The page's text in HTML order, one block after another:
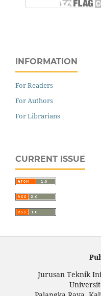
INFORMATION
For Readers
For Authors
For Librarians
CURRENT ISSUE
Jurusan Teknik